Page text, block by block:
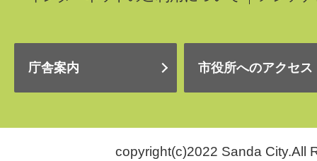
庁舎案内 市役所へのアクセス
copyright(c)2022 Sanda City.All